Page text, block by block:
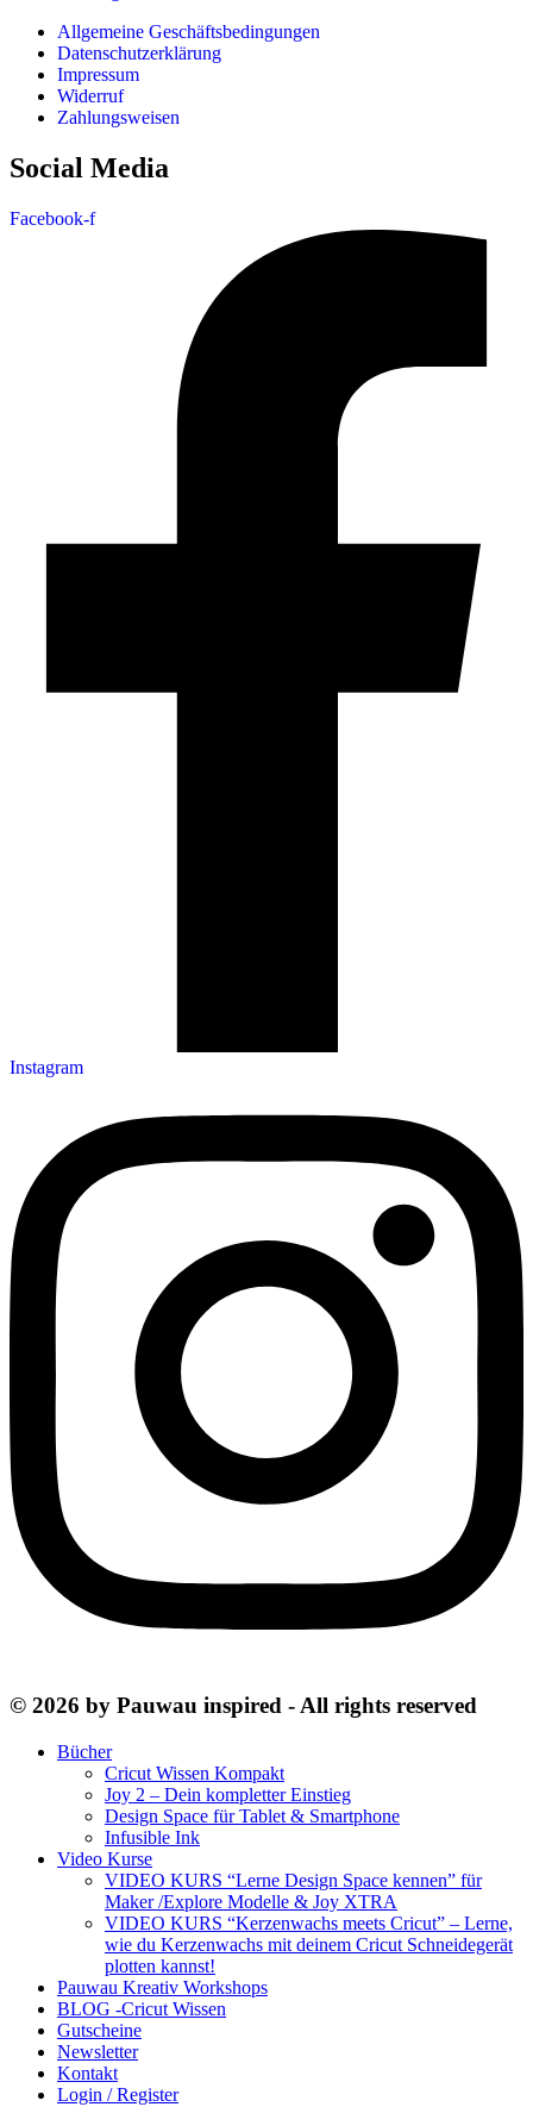
Allgemeine Geschäftsbedingungen
Datenschutzerklärung
Impressum
Widerruf
Zahlungsweisen
Social Media
Facebook-f
Instagram
© 2026 by Pauwau inspired - All rights reserved
Bücher
Cricut Wissen Kompakt
Joy 2 – Dein kompletter Einstieg
Design Space für Tablet & Smartphone
Infusible Ink
Video Kurse
VIDEO KURS “Lerne Design Space kennen” für
Maker /Explore Modelle & Joy XTRA
VIDEO KURS “Kerzenwachs meets Cricut” – Lerne,
wie du Kerzenwachs mit deinem Cricut Schneidegerät
plotten kannst!
Pauwau Kreativ Workshops
BLOG -Cricut Wissen
Gutscheine
Newsletter
Kontakt
Login / Register